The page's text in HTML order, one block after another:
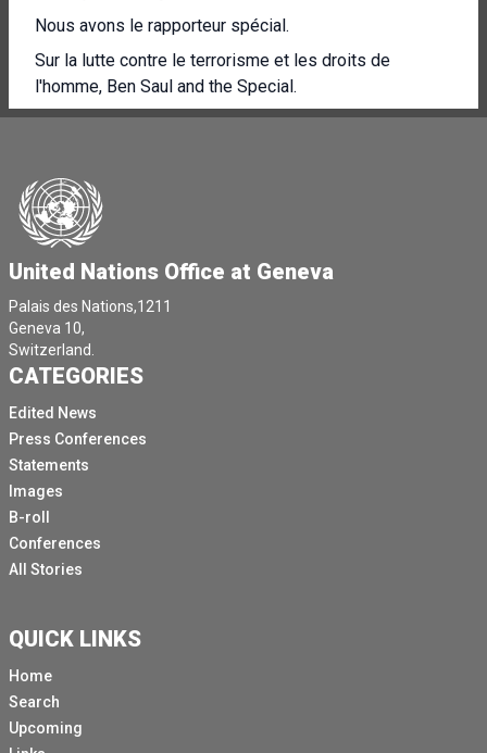
Nous avons le rapporteur spécial.
Sur la lutte contre le terrorisme et les droits de
l'homme, Ben Saul and the Special.
Le rapporteur sur le droit à l'alimentation, Michael
Francesca Albanese, Rapporteuse spéciale sur la
situation des droits de l'homme en Palestine occupée.
Territoires et nous avons également parmi nous une
rapporteuse spéciale sur l'indépendance des juges et
des avocats, Margaret Satterthwaite.
Chacun des conférenciers.
Ils prononceront une brève allocution d'ouverture,
après quoi ils répondront à vos questions.
Nous allons commencer par.
[Autre langue parlée]
Rapporteuse spéciale, je vous donne bien la parole.
Bonjour à tous, et je le souhaite.
[Autre langue parlée]
Troisième conférence de presse que nous organisons.
Dans les locaux de l'ONU.
En ce qui concerne la situation dans le territoire
palestinien occupé et les menaces qui continuent de
United Nations Office at Geneva
Palais des Nations,1211
Geneva 10,
Switzerland.
CATEGORIES
Edited News
Press Conferences
Statements
Images
B-roll
Conferences
All Stories
QUICK LINKS
Home
Search
Upcoming